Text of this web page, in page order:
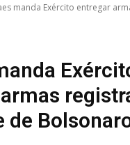
manda Exército entregar
de